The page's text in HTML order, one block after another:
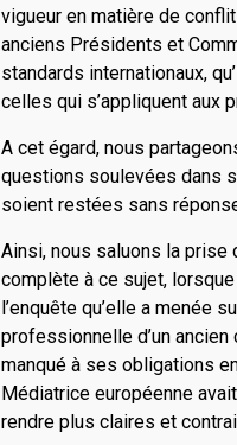
vigueur en matière de
anciens Présidents et
standards internationaux,
celles qui s’appliquent aux
A cet égard, nous
questions soulevées dans
soient restées sans
Ainsi, nous saluons la prise
complète à ce sujet,
l’enquête qu’elle a menée
professionnelle d’un
manqué à ses obligations
Médiatrice européenne
rendre plus claires et